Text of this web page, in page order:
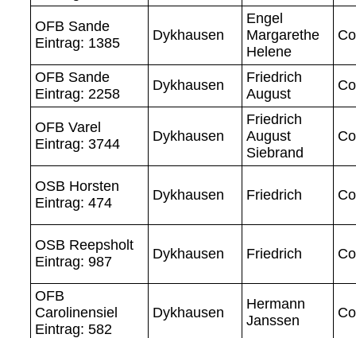
OFB Sande
Eintrag: 1385
Dykhausen
Engel
Margarethe
Helene
OFB Sande
Eintrag: 2258
Dykhausen
Friedrich
August
OFB Varel
Eintrag: 3744
Dykhausen
Friedrich
August
Siebrand
OSB Horsten
Eintrag: 474
Dykhausen Friedrich
OSB Reepsholt
Eintrag: 987
Dykhausen Friedrich
OFB
Carolinensiel
Eintrag: 582
Dykhausen
Hermann
Janssen